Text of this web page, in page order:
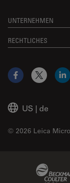
UNTERNEHMEN
RECHTLICHES
US | de
© 2026 Leica
Facebook
X